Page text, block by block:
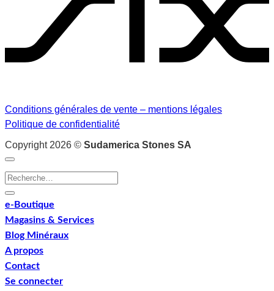
Conditions générales de vente – mentions légales
Politique de confidentialité
Copyright 2026 © Sudamerica Stones SA
Recherche
pour :
e-Boutique
Magasins & Services
Blog Minéraux
A propos
Contact
Se connecter